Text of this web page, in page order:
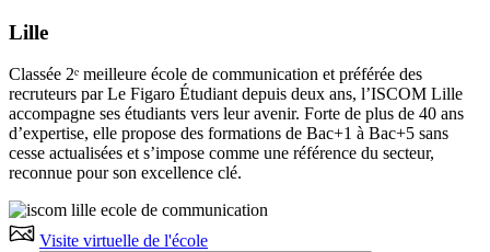
Lille
Classée 2ᵉ meilleure école de communication et préférée des
recruteurs par Le Figaro Étudiant depuis deux ans, l’ISCOM Lille
accompagne ses étudiants vers leur avenir. Forte de plus de 40 ans
d’expertise, elle propose des formations de Bac+1 à Bac+5 sans
cesse actualisées et s’impose comme une référence du secteur,
reconnue pour son excellence clé.
Visite virtuelle de l'école